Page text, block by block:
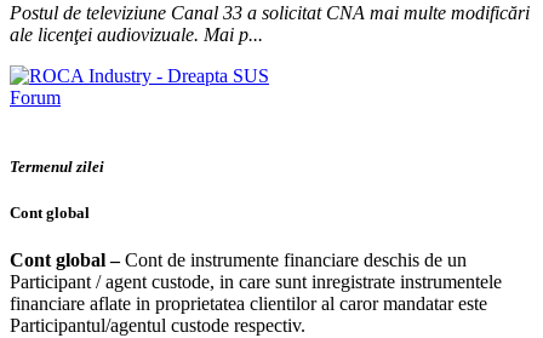
Postul de televiziune Canal 33 a solicitat CNA mai multe modificări
ale licenţei audiovizuale. Mai p...
Forum
Termenul zilei
Cont global
Cont global –Cont de instrumente financiare deschis de un
Participant / agent custode, in care sunt inregistrate instrumentele
financiare aflate in proprietatea clientilor al caror mandatar este
Participantul/agentul custode respectiv.